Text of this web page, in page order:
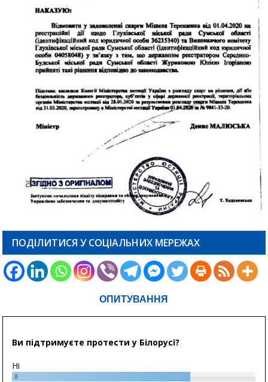
ПОДІЛИТИСЯ У СОЦІАЛЬНИХ МЕРЕЖАХ
ОПИТУВАННЯ
Ви підтримуєте протести у Білорусі?
Ні
8